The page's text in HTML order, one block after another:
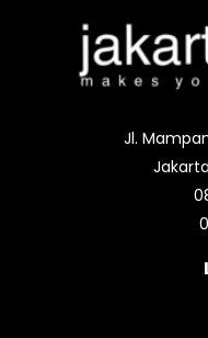
Jl.